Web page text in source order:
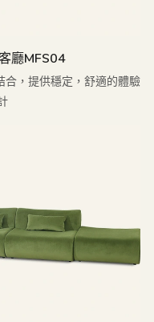
廳MFS04
合，提供穩定，舒適的體驗